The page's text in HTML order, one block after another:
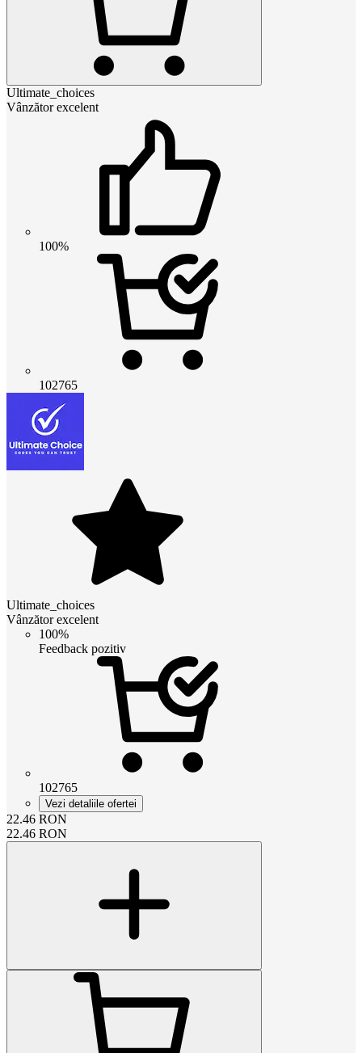
Ultimate_choices
Vânzător excelent
100%
102765
Ultimate_choices
Vânzător excelent
100%
Feedback pozitiv
102765
Vezi detaliile ofertei
22.46 RON
22.46 RON